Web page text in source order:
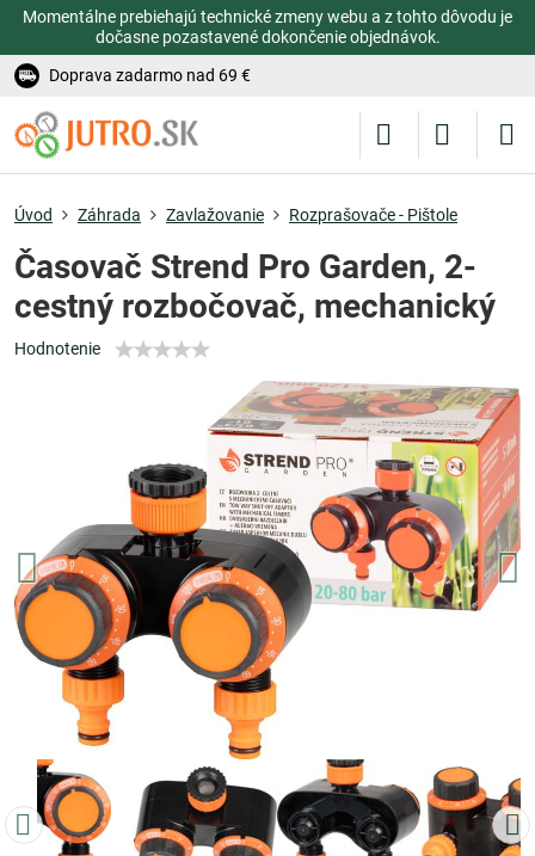
Momentálne prebiehajú technické zmeny webu a z tohto dôvodu je
dočasne pozastavené dokončenie objednávok.
Doprava zadarmo nad 69 €
Úvod Záhrada Zavlažovanie Rozprašovače - Pištole
Časovač Strend Pro Garden, 2-
cestný rozbočovač, mechanický
Hodnotenie